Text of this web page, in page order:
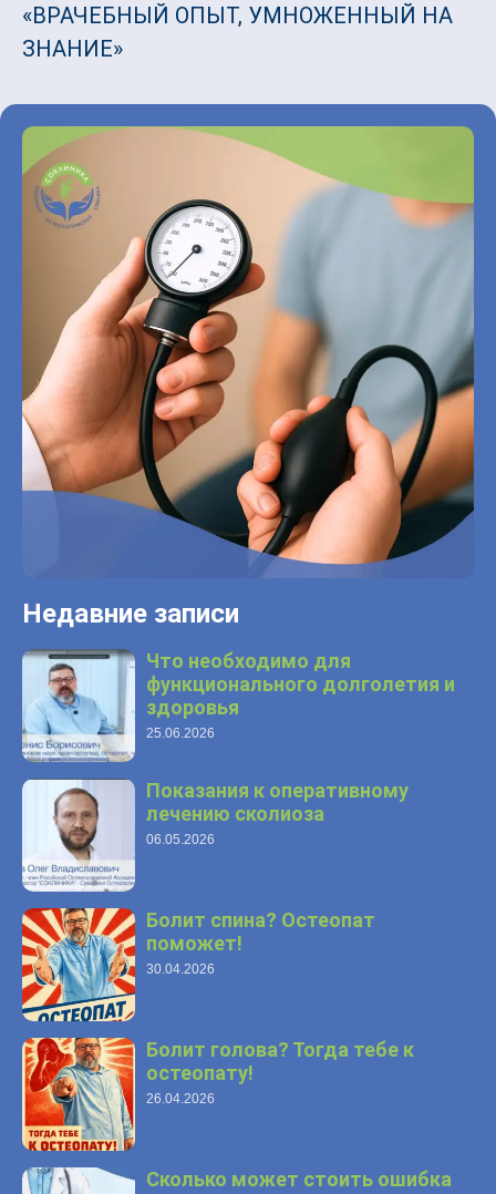
«ВРАЧЕБНЫЙ ОПЫТ, УМНОЖЕННЫЙ НА
ЗНАНИЕ»
Недавние записи
Что необходимо для
функционального долголетия и
здоровья
25.06.2026
Показания к оперативному
лечению сколиоза
06.05.2026
Болит спина? Остеопат
поможет!
30.04.2026
Болит голова? Тогда тебе к
остеопату!
26.04.2026
Сколько может стоить ошибка